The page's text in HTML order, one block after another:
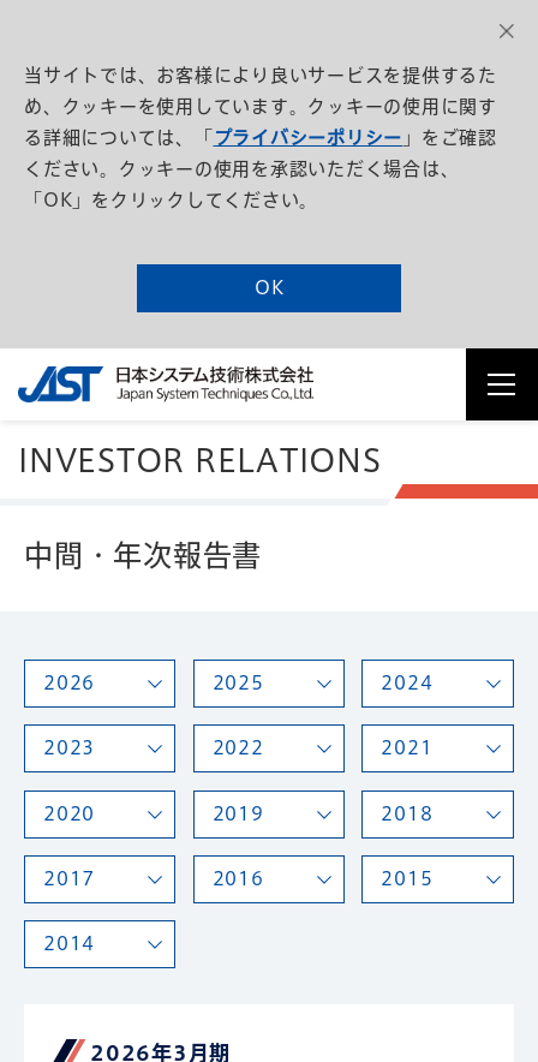
当サイトでは、お客様により良いサービスを提供するた
め、クッキーを使用しています。クッキーの使用に関す
る詳細については、「 プライバシーポリシー 」をご確認
ください。クッキーの使用を承認いただく場合は、
「OK」をクリックしてください。
OK
INVESTOR RELATIONS
中間・年次報告書
2026 2025 2024
2023 2022 2021
2020 2019 2018
2017 2016 2015
2014
2026年3月期